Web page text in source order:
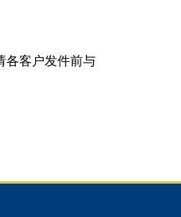
各客户发件前与